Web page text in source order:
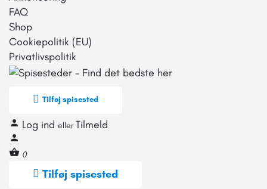
FAQ
Shop
Cookiepolitik (EU)
Privatlivspolitik
Tilføj spisested
Log ind eller Tilmeld
0
Tilføj spisested